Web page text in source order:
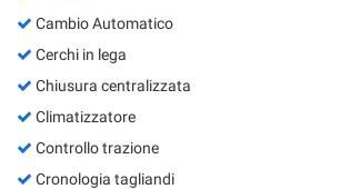
Cambio Automatico
Cerchi in lega
Chiusura centralizzata
Climatizzatore
Controllo trazione
Cronologia tagliandi